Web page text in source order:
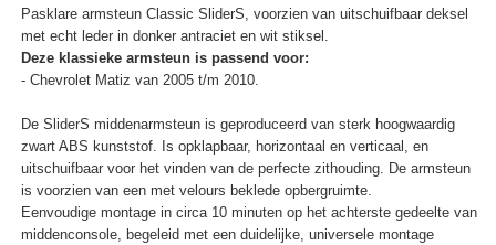
Pasklare armsteun Classic SliderS, voorzien van uitschuifbaar deksel
met echt leder in donker antraciet en wit stiksel.
Deze klassieke armsteun is passend voor:
- Chevrolet Matiz van 2005 t/m 2010.
De SliderS middenarmsteun is geproduceerd van sterk hoogwaardig
zwart ABS kunststof. Is opklapbaar, horizontaal en verticaal, en
uitschuifbaar voor het vinden van de perfecte zithouding. De armsteun
is voorzien van een met velours beklede opbergruimte.
Eenvoudige montage in circa 10 minuten op het achterste gedeelte van
middenconsole, begeleid met een duidelijke, universele montage